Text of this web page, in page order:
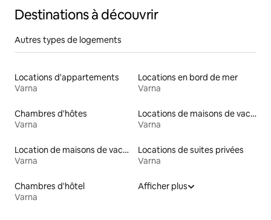
Destinations à découvrir
Autres types de logements
Locations d'appartements
Varna
Locations en bord de mer
Varna
Chambres d'hôtes
Varna
Locations de maisons de vacances
Varna
Location de maisons de vacances
Varna
Locations de suites privées
Varna
Chambres d'hôtel
Varna
Afficher plus